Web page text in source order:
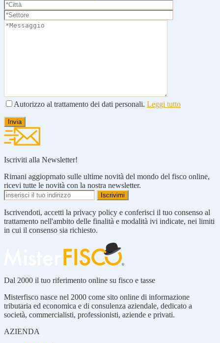
Autorizzo al trattamento dei dati personali. Leggi tutto
Iscriviti alla Newsletter!
Rimani aggioprnato sulle ultime novità del mondo del fisco online,
ricevi tutte le novità con la nostra newsletter.
Iscrivendoti, accetti la privacy policy e conferisci il tuo consenso al
trattamento nell'ambito delle finalità e modalità ivi indicate, nei limiti
in cui il consenso sia richiesto.
Dal 2000 il tuo riferimento online su fisco e tasse
Misterfisco nasce nel 2000 come sito online di informazione
tributaria ed economica e di consulenza aziendale, dedicato a
società, commercialisti, professionisti, aziende e privati.
AZIENDA